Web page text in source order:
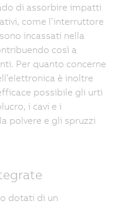
di assorbire impatti
come l’interruttore
incassati nella
così a
Per quanto concerne
è inoltre
possibile gli urti
i cavi e i
polvere e gli spruzzi
dotati di un